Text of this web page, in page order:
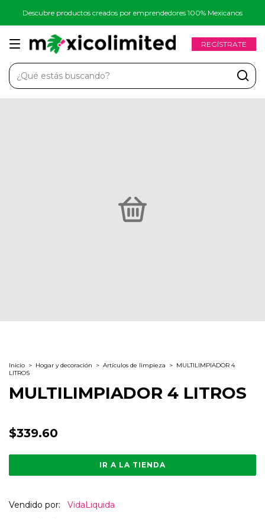
Descubre productos creados por emprendedores 100% Mexicanos
REGÍSTRATE
Inicio > Hogar y decoración > Artículos de limpieza > MULTILIMPIADOR 4
LITROS
MULTILIMPIADOR 4 LITROS
$339.60
IR A LA TIENDA
Vendido por: VidaLiquida